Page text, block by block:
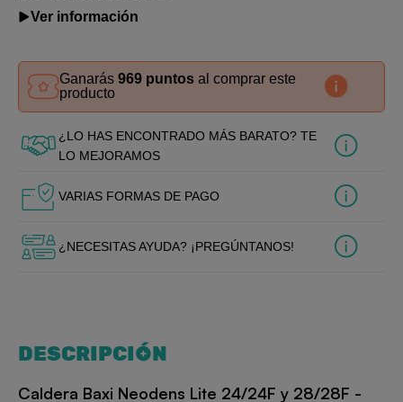
Ver información
Ganarás 969 puntos al comprar este
producto
¿LO HAS ENCONTRADO MÁS BARATO? TE
LO MEJORAMOS
VARIAS FORMAS DE PAGO
¿NECESITAS AYUDA? ¡PREGÚNTANOS!
DESCRIPCIÓN
Caldera Baxi Neodens Lite 24/24F y 28/28F -